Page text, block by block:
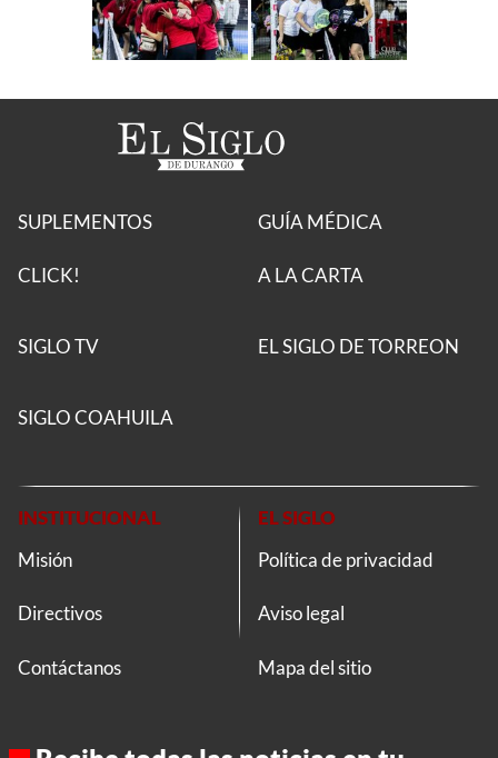
SUPLEMENTOS
CLICK!
GUÍA MÉDICA
A LA CARTA
SIGLO TV EL SIGLO DE TORREON
SIGLO COAHUILA
INSTITUCIONAL
Misión
Directivos
Contáctanos
EL SIGLO
Política de privacidad
Aviso legal
Mapa del sitio